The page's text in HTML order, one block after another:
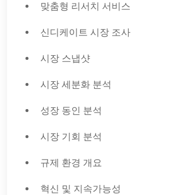
맞춤형 리서치 서비스
신디케이트 시장 조사
시장 스냅샷
시장 세분화 분석
성장 동인 분석
시장 기회 분석
규제 환경 개요
혁신 및 지속가능성